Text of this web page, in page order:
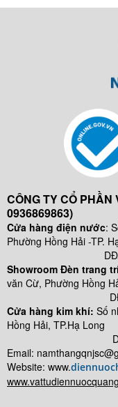
CÔNG TY CỔ
0936869863)
Cửa hàng điện nước:
Phường Hồng Hải -TP.
DĐ/ZALO:
Showroom Đèn trang
văn Cừ, Phường Hồng
DĐ/ZALO:
Cửa hàng kim khí: Số
Hồng Hải, TP.Hạ Long
DĐ:
Email:
Website: www.